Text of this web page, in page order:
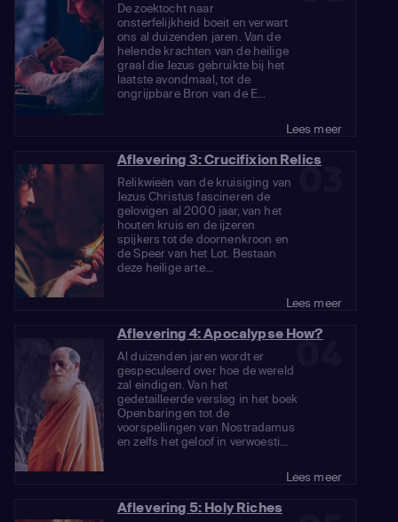
De zoektocht naar
onsterfelijkheid boeit en verwart
ons al duizenden jaren. Van de
helende krachten van de heilige
graal die Jezus gebruikte bij het
laatste avondmaal, tot de
ongrijpbare Bron van de E...
Lees meer
03
Aflevering 3: Crucifixion Relics
Relikwieën van de kruisiging van
Jezus Christus fascineren de
gelovigen al 2000 jaar, van het
houten kruis en de ijzeren
spijkers tot de doornenkroon en
de Speer van het Lot. Bestaan
deze heilige arte...
Lees meer
04
Aflevering 4: Apocalypse How?
Al duizenden jaren wordt er
gespeculeerd over hoe de wereld
zal eindigen. Van het
gedetailleerde verslag in het boek
Openbaringen tot de
voorspellingen van Nostradamus
en zelfs het geloof in verwoesti...
Lees meer
Aflevering 5: Holy Riches